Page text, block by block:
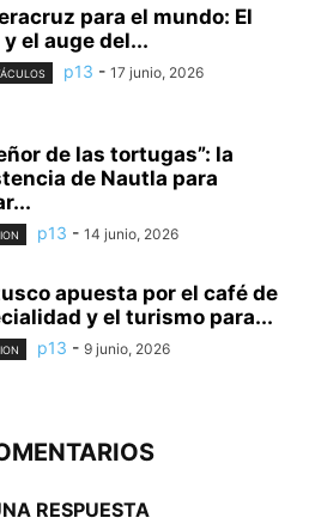
para el mundo: El
el auge del...
p13 - 17 junio, 2026
de las tortugas”: la
de Nautla para
p13 - 14 junio, 2026
apuesta por el café de
y el turismo para...
p13 - 9 junio, 2026
RESPUESTA